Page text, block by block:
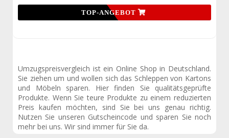
TOP-ANGEBOT
Umzugspreisvergleich ist ein Online Shop in Deutschland.
Sie ziehen um und wollen sich das Schleppen von Kartons
und Möbeln sparen. Hier finden Sie qualitätsgeprüfte
Produkte. Wenn Sie teure Produkte zu einem reduzierten
Preis kaufen möchten, sind Sie bei uns genau richtig.
Nutzen Sie unseren Gutscheincode und sparen Sie noch
mehr bei uns. Wir sind immer für Sie da.